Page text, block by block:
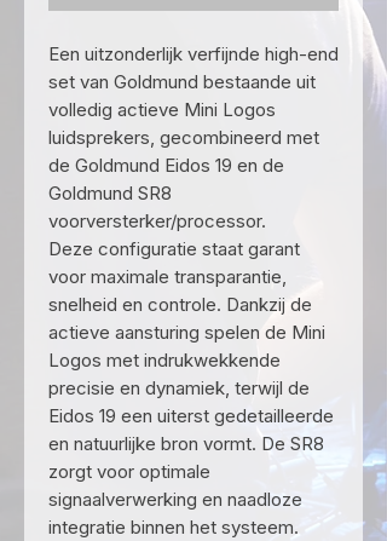
Een uitzonderlijk verfijnde high-end
set van Goldmund bestaande uit
volledig actieve Mini Logos
luidsprekers, gecombineerd met
de Goldmund Eidos 19 en de
Goldmund SR8
voorversterker/processor.
Deze configuratie staat garant
voor maximale transparantie,
snelheid en controle. Dankzij de
actieve aansturing spelen de Mini
Logos met indrukwekkende
precisie en dynamiek, terwijl de
Eidos 19 een uiterst gedetailleerde
en natuurlijke bron vormt. De SR8
zorgt voor optimale
signaalverwerking en naadloze
integratie binnen het systeem.